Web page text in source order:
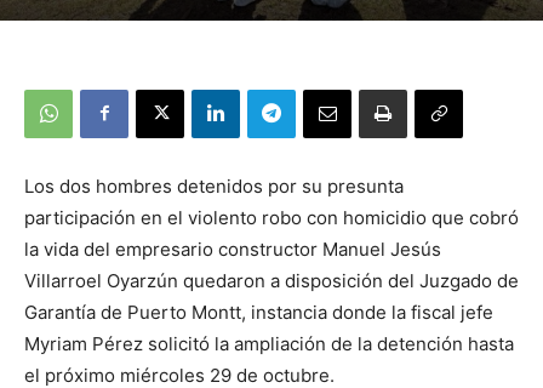
Los dos hombres detenidos por su presunta
participación en el violento robo con homicidio que cobró
la vida del empresario constructor Manuel Jesús
Villarroel Oyarzún quedaron a disposición del Juzgado de
Garantía de Puerto Montt, instancia donde la fiscal jefe
Myriam Pérez solicitó la ampliación de la detención hasta
el próximo miércoles 29 de octubre.